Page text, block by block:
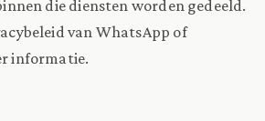
die diensten worden gedeeld.
van WhatsApp of
informatie.